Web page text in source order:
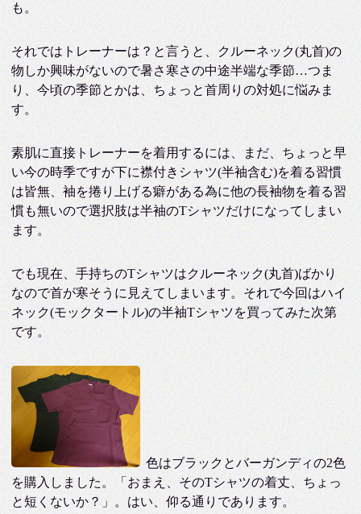
も。
それではトレーナーは？と言うと、クルーネック(丸首)の
物しか興味がないので暑さ寒さの中途半端な季節…つま
り、今頃の季節とかは、ちょっと首周りの対処に悩みま
す。
素肌に直接トレーナーを着用するには、まだ、ちょっと早
い今の時季ですが下に襟付きシャツ(半袖含む)を着る習慣
は皆無、袖を捲り上げる癖がある為に他の長袖物を着る習
慣も無いので選択肢は半袖のTシャツだけになってしまい
ます。
でも現在、手持ちのTシャツはクルーネック(丸首)ばかり
なので首が寒そうに見えてしまいます。それで今回はハイ
ネック(モックタートル)の半袖Tシャツを買ってみた次第
です。
色はブラックとバーガンディの2色
を購入しました。「おまえ、そのTシャツの着丈、ちょっ
と短くないか？」。はい、仰る通りであります。